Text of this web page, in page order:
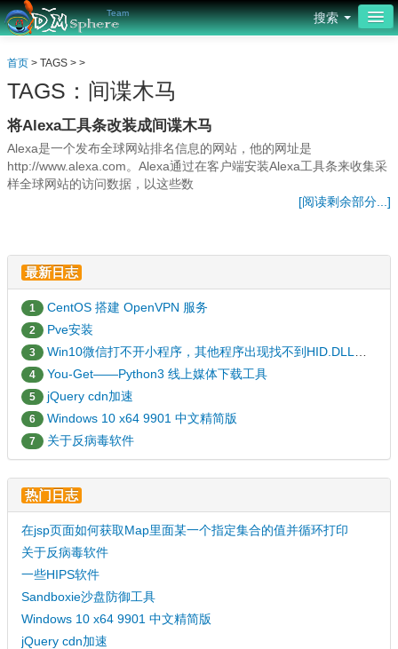
Team 搜索
网页设计
平面设计
源码编程
安全防护
社区
论坛
首页 > TAGS > >
TAGS：间谍木马
将Alexa工具条改装成间谍木马
Alexa是一个发布全球网站排名信息的网站，他的网址是
http://www.alexa.com。Alexa通过在客户端安装Alexa工具条来收集采
样全球网站的访问数据，以这些数
[阅读剩余部分...]
最新日志
1 CentOS 搭建 OpenVPN 服务
2 Pve安装
3 Win10微信打不开小程序，其他程序出现找不到HID.DLL的解决办法
4 You-Get——Python3 线上媒体下载工具
5 jQuery cdn加速
6 Windows 10 x64 9901 中文精简版
7 关于反病毒软件
热门日志
在jsp页面如何获取Map里面某一个指定集合的值并循环打印
关于反病毒软件
一些HIPS软件
Sandboxie沙盘防御工具
Windows 10 x64 9901 中文精简版
jQuery cdn加速